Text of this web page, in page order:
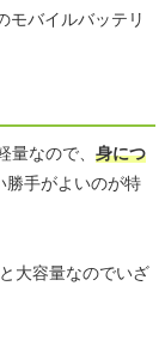
モバイルバッテリ
なので、 身につ
勝手がよいのが特
大容量なのでいざ